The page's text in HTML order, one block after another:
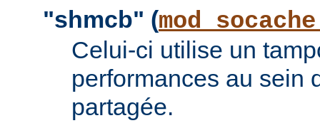
"shmcb" (
Celui-ci utilise un
performances au sein
partagée.